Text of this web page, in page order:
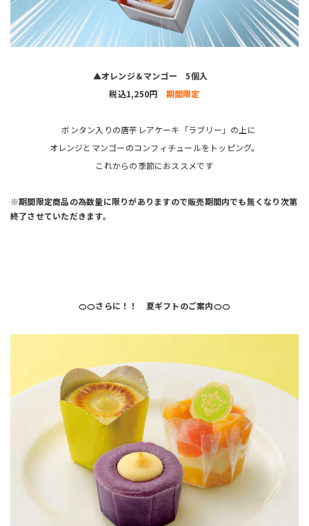
▲オレンジ＆マンゴー 5個入
税込1,250円 期間限定
ボンタン入りの唐芋レアケーキ「ラブリー」の上に
オレンジとマンゴーのコンフィチュールをトッピング。
これからの季節におススメです
※期間限定商品の為数量に限りがありますので販売期間内でも無くなり次第
終了させていただきます。
🍊🍊さらに！！ 夏ギフトのご案内🍊🍊